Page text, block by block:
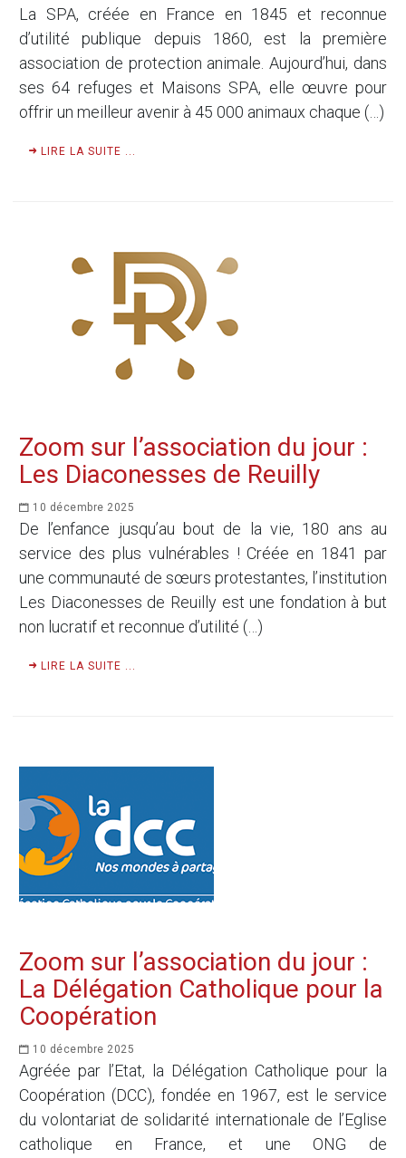
La SPA, créée en France en 1845 et reconnue
d’utilité publique depuis 1860, est la première
association de protection animale. Aujourd’hui, dans
ses 64 refuges et Maisons SPA, elle œuvre pour
offrir un meilleur avenir à 45 000 animaux chaque (…)
LIRE LA SUITE ...
Zoom sur l’association du jour :
Les Diaconesses de Reuilly
10 décembre 2025
De l’enfance jusqu’au bout de la vie, 180 ans au
service des plus vulnérables ! Créée en 1841 par
une communauté de sœurs protestantes, l’institution
Les Diaconesses de Reuilly est une fondation à but
non lucratif et reconnue d’utilité (…)
LIRE LA SUITE ...
Zoom sur l’association du jour :
La Délégation Catholique pour la
Coopération
10 décembre 2025
Agréée par l’Etat, la Délégation Catholique pour la
Coopération (DCC), fondée en 1967, est le service
du volontariat de solidarité internationale de l’Eglise
catholique en France, et une ONG de